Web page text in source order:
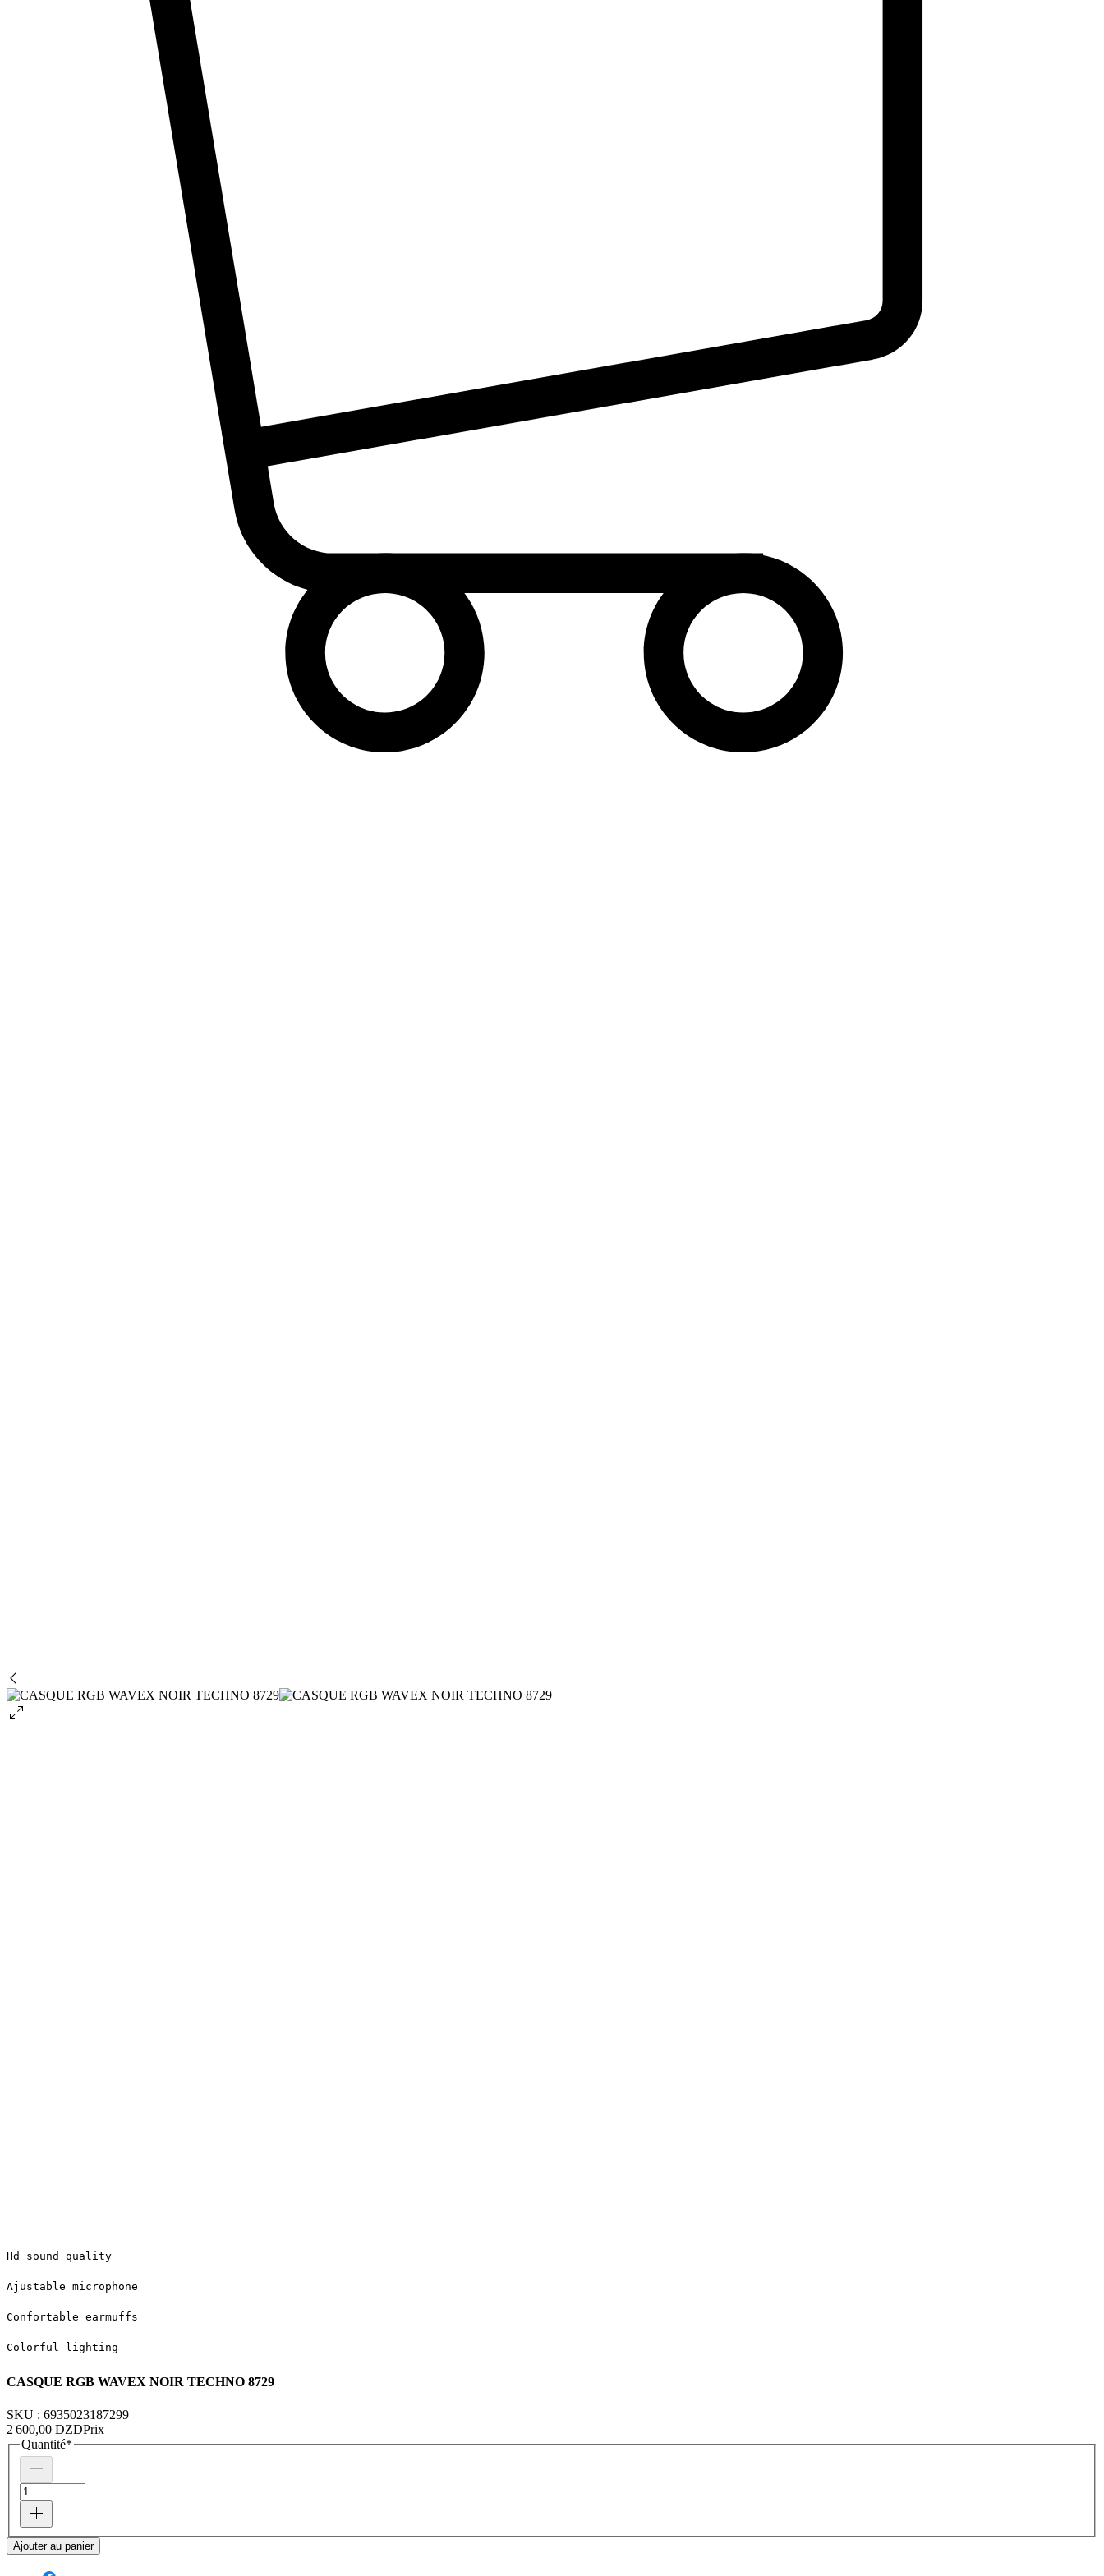
Hd sound quality
Ajustable microphone
Confortable earmuffs
Colorful lighting
CASQUE RGB WAVEX NOIR TECHNO 8729
SKU : 6935023187299
2 600,00 DZDPrix
Quantité*
Ajouter au panier